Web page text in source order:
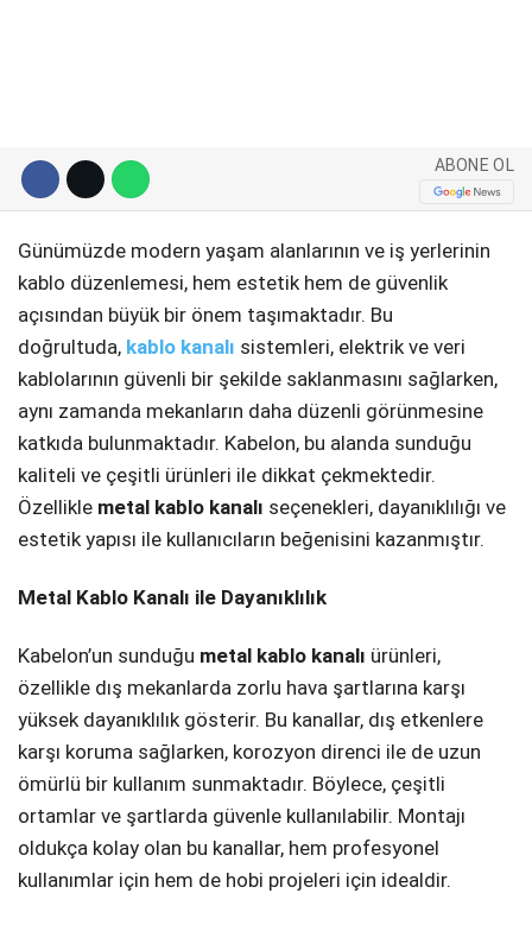
Telegram
ABONE OL
Günümüzde modern yaşam alanlarının ve iş yerlerinin
kablo düzenlemesi, hem estetik hem de güvenlik
açısından büyük bir önem taşımaktadır. Bu
doğrultuda, kablo kanalı sistemleri, elektrik ve veri
kablolarının güvenli bir şekilde saklanmasını sağlarken,
aynı zamanda mekanların daha düzenli görünmesine
katkıda bulunmaktadır. Kabelon, bu alanda sunduğu
kaliteli ve çeşitli ürünleri ile dikkat çekmektedir.
Özellikle metal kablo kanalı seçenekleri, dayanıklılığı ve
estetik yapısı ile kullanıcıların beğenisini kazanmıştır.
Metal Kablo Kanalı ile Dayanıklılık
Kabelon’un sunduğu metal kablo kanalı ürünleri,
özellikle dış mekanlarda zorlu hava şartlarına karşı
yüksek dayanıklılık gösterir. Bu kanallar, dış etkenlere
karşı koruma sağlarken, korozyon direnci ile de uzun
ömürlü bir kullanım sunmaktadır. Böylece, çeşitli
ortamlar ve şartlarda güvenle kullanılabilir. Montajı
oldukça kolay olan bu kanallar, hem profesyonel
kullanımlar için hem de hobi projeleri için idealdir.